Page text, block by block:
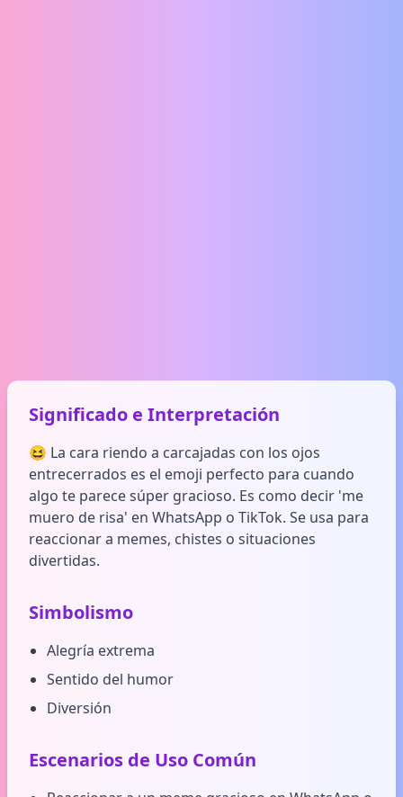
Significado e Interpretación
😆 La cara riendo a carcajadas con los ojos
entrecerrados es el emoji perfecto para cuando
algo te parece súper gracioso. Es como decir 'me
muero de risa' en WhatsApp o TikTok. Se usa para
reaccionar a memes, chistes o situaciones
divertidas.
Simbolismo
Alegría extrema
Sentido del humor
Diversión
Escenarios de Uso Común